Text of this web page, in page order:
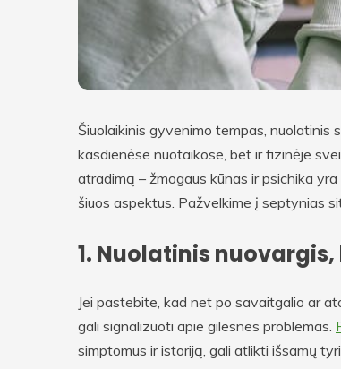
Šiuolaikinis gyvenimo tempas, nuolatinis
kasdienėse nuotaikose, bet ir fizinėje
atradimą – žmogaus kūnas ir psichika
šiuos aspektus. Pažvelkime į septynias
1. Nuolatinis
Jei pastebite, kad net po savaitgalio ar
gali signalizuoti apie gilesnes problemas.
simptomus ir istoriją, gali atlikti išsamų